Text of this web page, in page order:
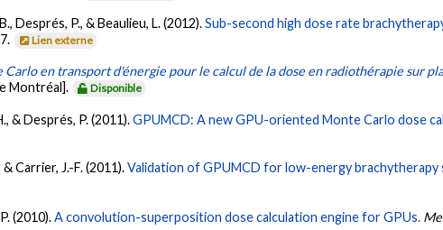
Després, P., & Beaulieu, L. (2012).Sub-second high dose rate
Lien externe
Carlo en transport d'énergie pour le calcul de la dose en radiothérapie sur
Montréal].
Disponible
& Després, P. (2011).GPUMCD: A new GPU-oriented Monte Carlo dose
& Carrier, J.-F. (2011).Validation of GPUMCD for low-energy brachytherapy
(2010).A convolution-superposition dose calculation engine for GPUs.